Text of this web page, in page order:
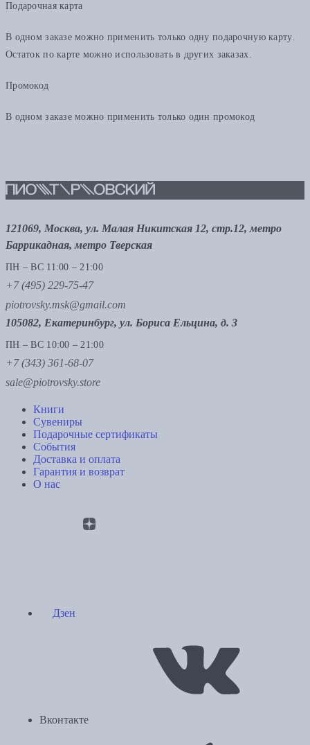
Подарочная карта
В одном заказе можно применить только одну подарочную карту.
Остаток по карте можно использовать в других заказах.
Промокод
В одном заказе можно применить только один промокод
121069, Москва, ул. Малая Никитская 12, стр.12, метро
Баррикадная, метро Тверская
ПН – ВС 11:00 – 21:00
+7 (495) 229-75-47
piotrovsky.msk@gmail.com
105082, Екатеринбург, ул. Бориса Ельцина, д. 3
ПН – ВС 10:00 – 21:00
+7 (343) 361-68-07
sale@piotrovsky.store
Книги
Сувениры
Подарочные сертификаты
События
Доставка и оплата
Гарантия и возврат
О нас
Дзен
Вконтакте